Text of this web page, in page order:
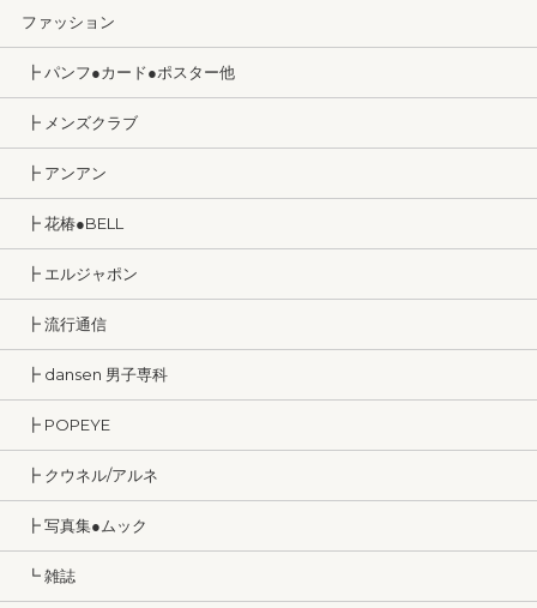
ファッション
┣ パンフ●カード●ポスター他
┣ メンズクラブ
┣ アンアン
┣ 花椿●BELL
┣ エルジャポン
┣ 流行通信
┣ dansen 男子専科
┣ POPEYE
┣ クウネル/アルネ
┣ 写真集●ムック
┗ 雑誌